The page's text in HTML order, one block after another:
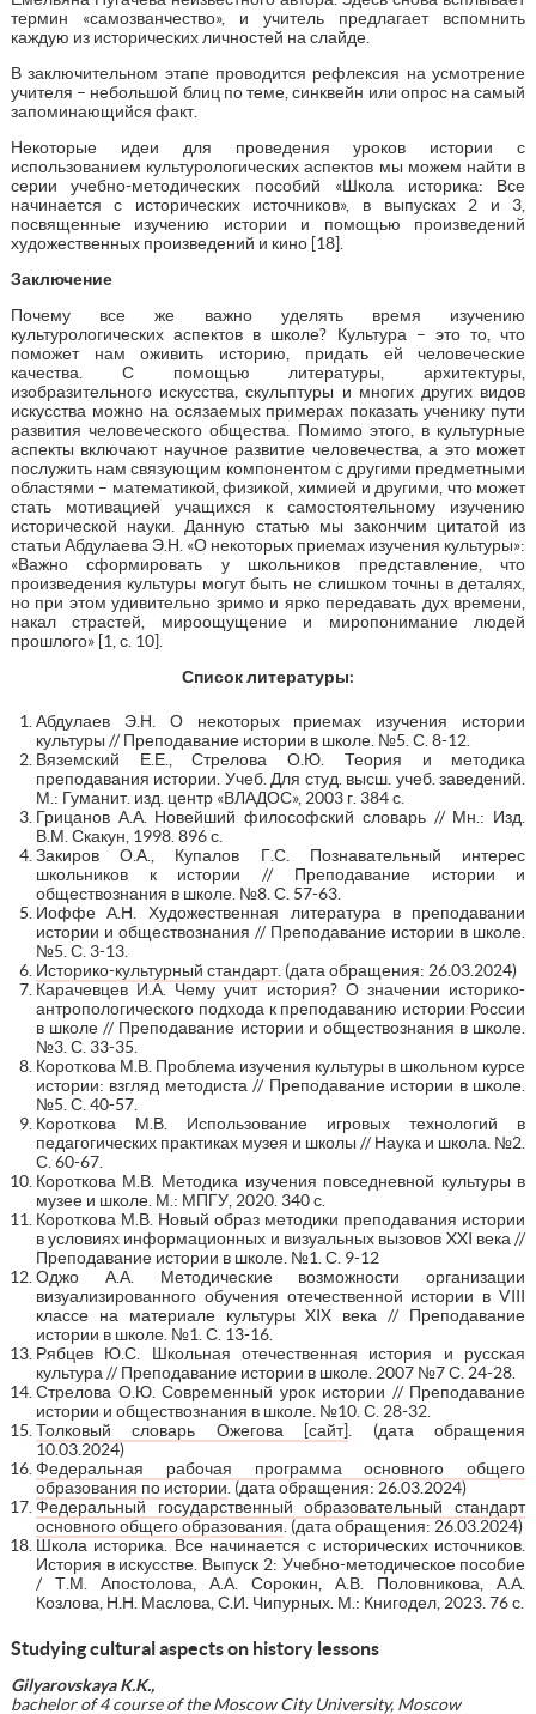
термин «самозванчество», и учитель предлагает вспомнить
каждую из исторических личностей на слайде.
В заключительном этапе проводится рефлексия на усмотрение
учителя – небольшой блиц по теме, синквейн или опрос на самый
запоминающийся факт.
Некоторые идеи для проведения уроков истории с
использованием культурологических аспектов мы можем найти в
серии учебно-методических пособий «Школа историка: Все
начинается с исторических источников», в выпусках 2 и 3,
посвященные изучению истории и помощью произведений
художественных произведений и кино [18].
Заключение
Почему все же важно уделять время изучению
культурологических аспектов в школе? Культура – это то, что
поможет нам оживить историю, придать ей человеческие
качества. С помощью литературы, архитектуры,
изобразительного искусства, скульптуры и многих других видов
искусства можно на осязаемых примерах показать ученику пути
развития человеческого общества. Помимо этого, в культурные
аспекты включают научное развитие человечества, а это может
послужить нам связующим компонентом с другими предметными
областями – математикой, физикой, химией и другими, что может
стать мотивацией учащихся к самостоятельному изучению
исторической науки. Данную статью мы закончим цитатой из
статьи Абдулаева Э.Н. «О некоторых приемах изучения культуры»:
«Важно сформировать у школьников представление, что
произведения культуры могут быть не слишком точны в деталях,
но при этом удивительно зримо и ярко передавать дух времени,
накал страстей, мироощущение и миропонимание людей
прошлого» [1, с. 10].
Список литературы:
Абдулаев Э.Н. О некоторых приемах изучения истории
культуры // Преподавание истории в школе. №5. С. 8-12.
Вяземский Е.Е., Стрелова О.Ю. Теория и методика
преподавания истории. Учеб. Для студ. высш. учеб. заведений.
М.: Гуманит. изд. центр «ВЛАДОС», 2003 г. 384 с.
Грицанов А.А. Новейший философский словарь // Мн.: Изд.
В.М. Скакун, 1998. 896 с.
Закиров О.А., Купалов Г.С. Познавательный интерес
школьников к истории // Преподавание истории и
обществознания в школе. №8. С. 57-63.
Иоффе А.Н. Художественная литература в преподавании
истории и обществознания // Преподавание истории в школе.
№5. С. 3-13.
Историко-культурный стандарт. (дата обращения: 26.03.2024)
Карачевцев И.А. Чему учит история? О значении историко-
антропологического подхода к преподаванию истории России
в школе // Преподавание истории и обществознания в школе.
№3. С. 33-35.
Короткова М.В. Проблема изучения культуры в школьном курсе
истории: взгляд методиста // Преподавание истории в школе.
№5. С. 40-57.
Короткова М.В. Использование игровых технологий в
педагогических практиках музея и школы // Наука и школа. №2.
С. 60-67.
Короткова М.В. Методика изучения повседневной культуры в
музее и школе. М.: МПГУ, 2020. 340 с.
Короткова М.В. Новый образ методики преподавания истории
в условиях информационных и визуальных вызовов XXI века //
Преподавание истории в школе. №1. С. 9-12
Оджо А.А. Методические возможности организации
визуализированного обучения отечественной истории в VIII
классе на материале культуры XIX века // Преподавание
истории в школе. №1. С. 13-16.
Рябцев Ю.С. Школьная отечественная история и русская
культура // Преподавание истории в школе. 2007 №7 С. 24-28.
Стрелова О.Ю. Современный урок истории // Преподавание
истории и обществознания в школе. №10. С. 28-32.
Толковый словарь Ожегова [сайт] . (дата обращения
10.03.2024)
Федеральная рабочая программа основного общего
образования по истории . (дата обращения: 26.03.2024)
Федеральный государственный образовательный стандарт
основного общего образования . (дата обращения: 26.03.2024)
Школа историка. Все начинается с исторических источников.
История в искусстве. Выпуск 2: Учебно-методическое пособие
/ Т.М. Апостолова, А.А. Сорокин, А.В. Половникова, А.А.
Козлова, Н.Н. Маслова, С.И. Чипурных. М.: Книгодел, 2023. 76 с.
Studying cultural aspects on history lessons
Gilyarovskaya K.K.,
bachelor of 4 course of the Moscow City University, Moscow